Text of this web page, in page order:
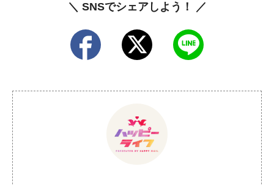
＼ SNSでシェアしよう！ ／